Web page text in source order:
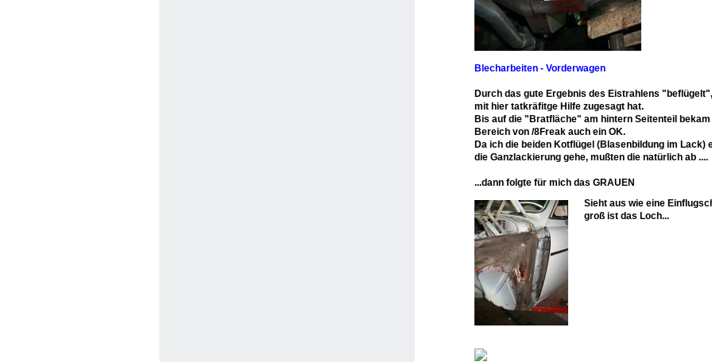
Blecharbeiten - Vorderwagen
Durch das gute Ergebnis des Eistrahlens
mit hier tatkräfitge Hilfe zugesagt hat.
Bis auf die "Bratfläche" am hintern Seitenteil
Bereich von /8Freak auch ein OK.
Da ich die beiden Kotflügel (Blasenbildung im Lack)
die Ganzlackierung gehe, mußten die natürlich ab ....
...dann folgte für mich das GRAUEN
Sieht aus wie eine
groß ist das Loch...